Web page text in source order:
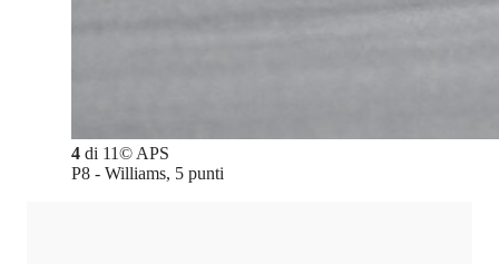
4 di 11© APS
P8 - Williams, 5 punti